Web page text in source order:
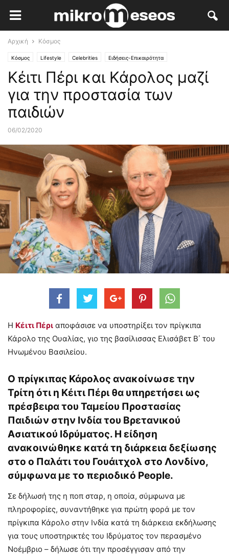
Αρχική Κόσμος
Κόσμος Lifestyle Celebrities Ειδήσεις-Επικαιρότητα
Κέιτι Πέρι και Κάρολος μαζί
για την προστασία των
παιδιών
06/02/2020
Η Κέιτι Πέρι αποφάσισε να υποστηρίξει τον πρίγκιπα
Κάρολο της Ουαλίας, γιο της βασίλισσας Ελισάβετ Β΄ του
Ηνωμένου Βασιλείου.
Ο πρίγκιπας Κάρολος ανακοίνωσε την
Τρίτη ότι η Κέιτι Πέρι θα υπηρετήσει ως
πρέσβειρα του Ταμείου Προστασίας
Παιδιών στην Ινδία του Βρετανικού
Ασιατικού Ιδρύματος. Η είδηση
ανακοινώθηκε κατά τη διάρκεια δεξίωσης
στο ο Παλάτι του Γουάιτχολ στο Λονδίνο,
σύμφωνα με το περιοδικό People.
Σε δήλωσή της η ποπ σταρ, η οποία, σύμφωνα με
πληροφορίες, συναντήθηκε για πρώτη φορά με τον
πρίγκιπα Κάρολο στην Ινδία κατά τη διάρκεια εκδήλωσης
για τους υποστηρικτές του Ιδρύματος τον περασμένο
Νοέμβριο – δήλωσε ότι την προσέγγισαν από την